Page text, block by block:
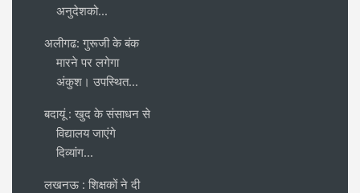
अनुदेशको...
अलीगढ: गुरूजी के बंक
मारने पर लगेगा
अंकुश। उपस्थित...
बदायूं : खुद के संसाधन से
विद्यालय जाएंगे
दिव्यांग...
लखनऊ : शिक्षकों ने दी